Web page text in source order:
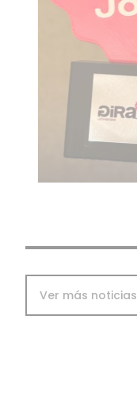
Ver más noticias